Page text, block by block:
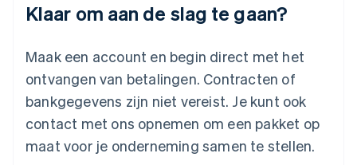
Klaar om aan de slag te gaan?
Maak een account en begin direct met het
ontvangen van betalingen. Contracten of
bankgegevens zijn niet vereist. Je kunt ook
contact met ons opnemen om een pakket op
maat voor je onderneming samen te stellen.
Litouwen
Luxemburg
Maleisië
English简体中文
Malta
English
Mexico